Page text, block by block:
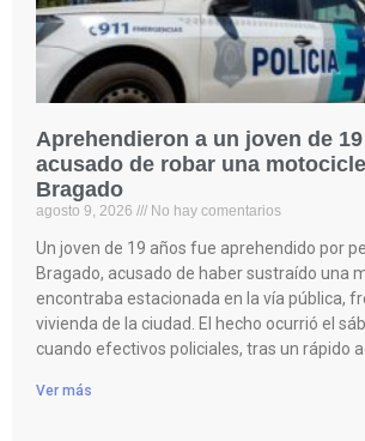
Aprehendieron a un joven de
acusado de robar una
Bragado
agosto 9, 2026 No hay comentarios
Un joven de 19 años fue aprehendido por
Bragado, acusado de haber sustraído una
encontraba estacionada en la vía pública,
vivienda de la ciudad. El hecho ocurrió el
cuando efectivos policiales, tras un rápido
Ver más